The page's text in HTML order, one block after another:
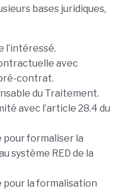
bases juridiques,
l’intéressé.
avec
contrat.
du Traitement.
avec l’article 28.4 du
formaliser la
système RED de la
la formalisation